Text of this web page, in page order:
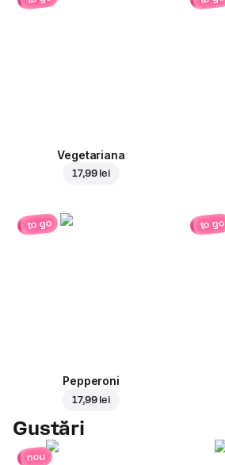
Vegetariana
17,99 lei
to go
Pepperoni
17,99 lei
to go
Gustări
nou